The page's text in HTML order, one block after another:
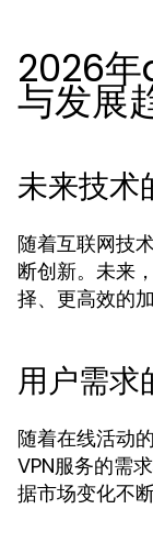
2026
与发展
未来技术
随着互联网技
断创新。未来
择、更高效的
用户需求
随着在线活动
VPN服务的需
据市场变化不